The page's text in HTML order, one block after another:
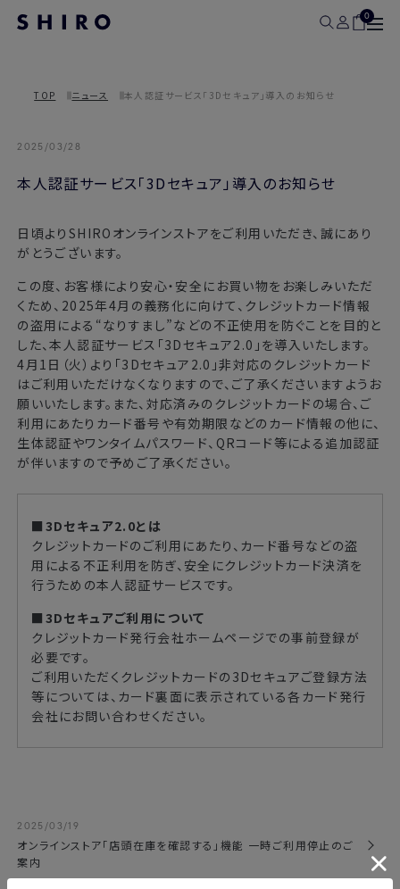
0
TOP ニュース 本人認証サービス「3Dセキュア」導入のお知らせ
2025/03/28
本人認証サービス「3Dセキュア」導入のお知らせ
日頃よりSHIROオンラインストアをご利用いただき、誠にあり
がとうございます。
この度、お客様により安心・安全にお買い物をお楽しみいただ
くため、2025年4月の義務化に向けて、クレジットカード情報
の盗用による“なりすまし”などの不正使用を防ぐことを目的と
した、本人認証サービス「3Dセキュア2.0」を導入いたします。
4月1日（火）より「3Dセキュア2.0」非対応のクレジットカード
はご利用いただけなくなりますので、ご了承くださいますようお
願いいたします。また、対応済みのクレジットカードの場合、ご
利用にあたりカード番号や有効期限などのカード情報の他に、
生体認証やワンタイムパスワード、QRコード等による追加認証
が伴いますので予めご了承ください。
■3Dセキュア2.0とは
クレジットカードのご利用にあたり、カード番号などの盗
用による不正利用を防ぎ、安全にクレジットカード決済を
行うための本人認証サービスです。
■3Dセキュアご利用について
クレジットカード発行会社ホームページでの事前登録が
必要です。
ご利用いただくクレジットカードの3Dセキュアご登録方法
等については、カード裏面に表示されている各カード発行
会社にお問い合わせください。
2025/03/19
オンラインストア「店頭在庫を確認する」機能 一時ご利用停止のご
案内